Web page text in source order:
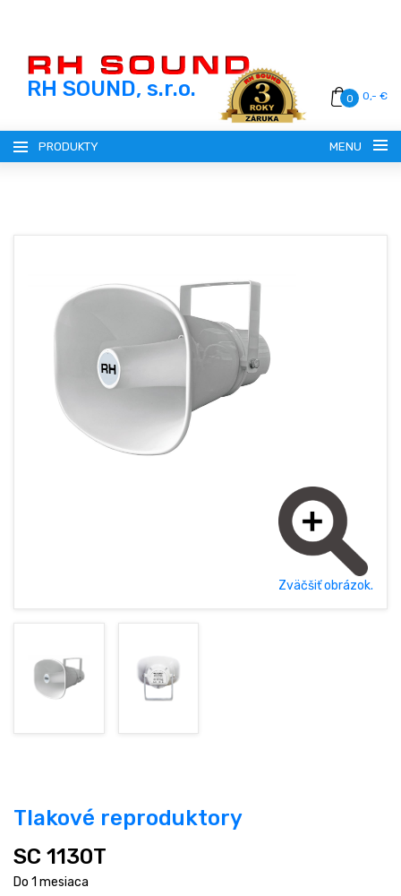
RH SOUND, s.r.o. 0 0,- €
PRODUKTY MENU
SLOVENSKY (SK)
MAGYAR (HU)
POLSKY (PL)
PRIHLÁSENIE
ÚVODNÁ STRÁNKA
+421377833387, +421907960465
Zväčšiť obrázok.
Tlakové reproduktory
SC 1130T
Do 1 mesiaca